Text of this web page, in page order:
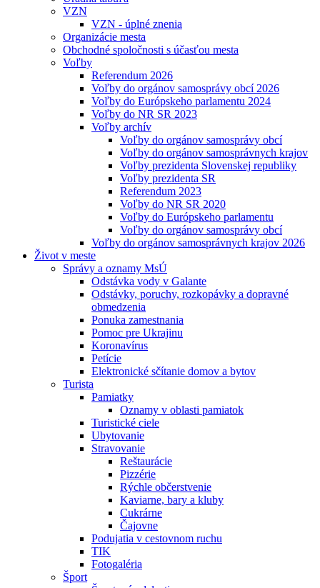
VZN
VZN - úplné znenia
Organizácie mesta
Obchodné spoločnosti s účasťou mesta
Voľby
Referendum 2026
Voľby do orgánov samosprávy obcí 2026
Voľby do Európskeho parlamentu 2024
Voľby do NR SR 2023
Voľby archív
Voľby do orgánov samosprávy obcí
Voľby do orgánov samosprávnych krajov
Voľby prezidenta Slovenskej republiky
Voľby prezidenta SR
Referendum 2023
Voľby do NR SR 2020
Voľby do Európskeho parlamentu
Voľby do orgánov samosprávy obcí
Voľby do orgánov samosprávnych krajov 2026
Život v meste
Správy a oznamy MsÚ
Odstávka vody v Galante
Odstávky, poruchy, rozkopávky a dopravné
obmedzenia
Ponuka zamestnania
Pomoc pre Ukrajinu
Koronavírus
Petície
Elektronické sčítanie domov a bytov
Turista
Pamiatky
Oznamy v oblasti pamiatok
Turistické ciele
Ubytovanie
Stravovanie
Reštaurácie
Pizzérie
Rýchle občerstvenie
Kaviarne, bary a kluby
Cukrárne
Čajovne
Podujatia v cestovnom ruchu
TIK
Fotogaléria
Šport